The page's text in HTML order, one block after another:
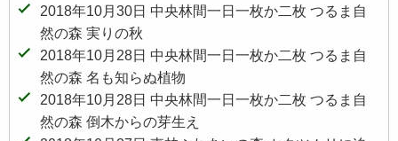
2018年10月30日 中央林間一日一枚か二枚 つるま自
然の森 実りの秋
2018年10月28日 中央林間一日一枚か二枚 つるま自
然の森 名も知らぬ植物
2018年10月28日 中央林間一日一枚か二枚 つるま自
然の森 倒木からの芽生え